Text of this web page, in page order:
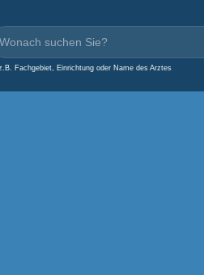
Fachgebiet, Einrichtung oder Name des Arztes